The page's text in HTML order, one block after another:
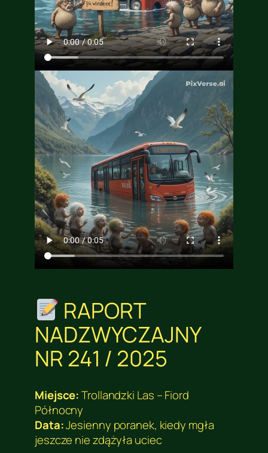
RAPORT
NADZWYCZAJNY
NR 241 / 2025
Miejsce:Trollandzki Las – Fiord
Północny
Data:Jesienny poranek, kiedy mgła
jeszcze nie zdążyła uciec